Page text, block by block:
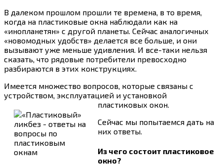
В далеком прошлом прошли те времена, в то время,
когда на пластиковые окна наблюдали как на
«инопланетян» с другой планеты. Сейчас аналогичных
«новомодных удобств» делается все больше, и они
вызывают уже меньше удивления. И все-таки нельзя
сказать, что рядовые потребители превосходно
разбираются в этих конструкциях.
Имеется множество вопросов, которые связаны с
устройством, эксплуатацией и установкой
пластиковых окон.
Сейчас мы попытаемся дать на
них ответы.
Из чего состоит пластиковое
окно?